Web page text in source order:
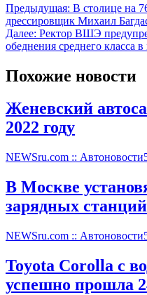
Предыдущая: В столице на
дрессировщик Михаил
Далее: Ректор ВШЭ
обеднения среднего класса
Похожие новости
Женевский
2022 году
NEWSru.com :: Автоновости
В Москве
зарядных
NEWSru.com :: Автоновости
Toyota Corolla с
успешно прошла